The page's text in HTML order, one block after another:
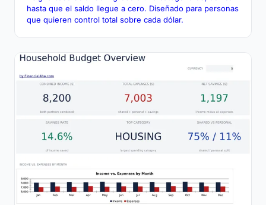
hasta que el saldo llegue a cero. Diseñado para personas
que quieren control total sobre cada dólar.